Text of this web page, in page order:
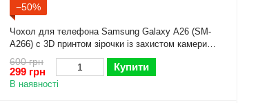
−50%
Чохол для телефона Samsung Galaxy A26 (SM-
A266) с 3D принтом зірочки із захистом камери
чорний
600 грн
299 грн Купити
В наявності